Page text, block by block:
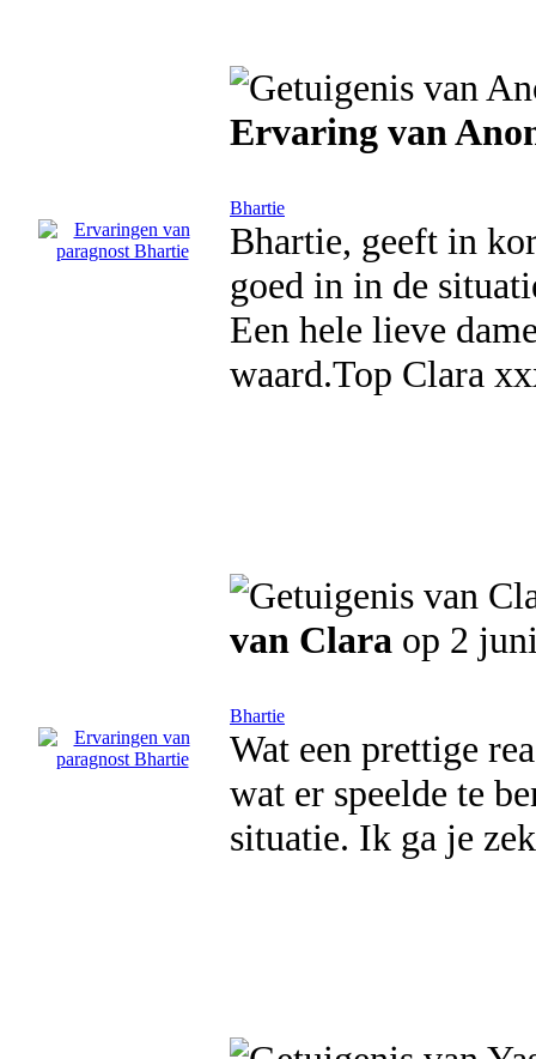
Ervaring van
Bhartie
Bhartie, geeft in
goed in in de
Een hele lieve
waard.Top Clara
van Clara op 2
Bhartie
Wat een prettige
wat er speelde te
situatie. Ik ga je